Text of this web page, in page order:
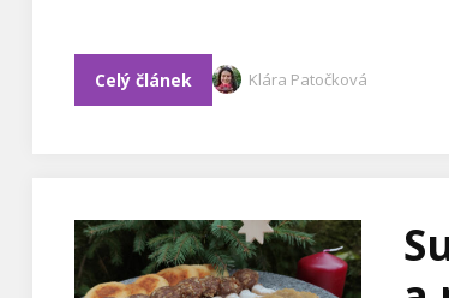
Celý článek Klára Patočková